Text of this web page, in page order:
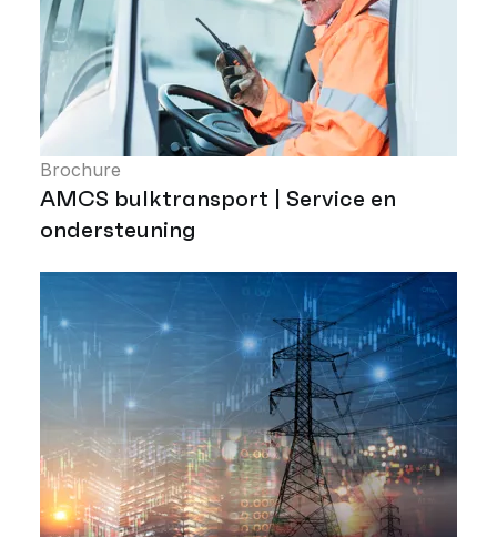
Brochure
AMCS bulktransport | Service en
ondersteuning